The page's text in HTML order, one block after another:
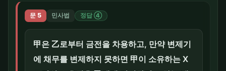
문 5 민사법 정답 ④
甲은 乙로부터 금전을 차용하고, 만약 변제기
에 채무를 변제하지 못하면 甲이 소유하는 X